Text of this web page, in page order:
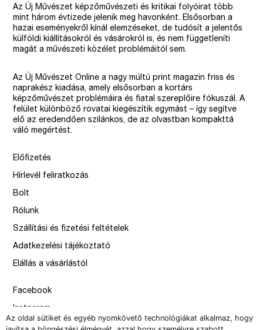
Az oldal sütiket és egyéb nyomkövető technológiákat alkalmaz, hogy
Az Új Művészet képzőművészeti és kritikai folyóirat több
mint három évtizede jelenik meg havonként. Elsősorban a
hazai eseményekről kínál elemzéseket, de tudósít a jelentős
külföldi kiállításokról és vásárokról is, és nem függetleníti
magát a művészeti közélet problémáitól sem.
Az Új Művészet Online a nagy múltú print magazin friss és
naprakész kiadása, amely elsősorban a kortárs
képzőművészet problémáira és fiatal szereplőire fókuszál. A
felület különböző rovatai kiegészítik egymást – így segítve
elő az eredendően szilánkos, de az olvastban kompakttá
váló megértést.
Előfizetés
Hírlevél feliratkozás
Bolt
Rólunk
Szállítási és fizetési feltételek
Adatkezelési tájékoztató
Elállás a vásárlástól
Facebook
Instagram
Issue